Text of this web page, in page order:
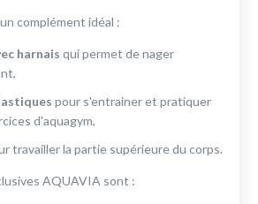
complément idéal :
harnais qui permet de nager
pour s'entrainer et pratiquer
d'aquagym,
travailler la partie supérieure du corps.
AQUAVIA sont :